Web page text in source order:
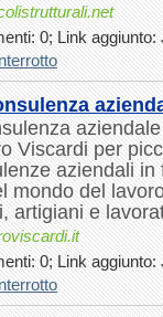
0; Link aggiunto:
Viscardi per
aziendali
mondo del
artigiani e
0; Link aggiunto: